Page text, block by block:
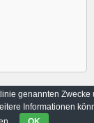
genannten Zwecke
Informationen